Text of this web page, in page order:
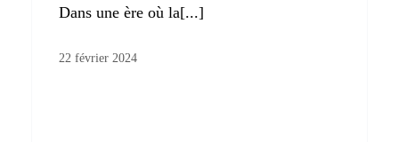
Dans une ère où la[...]
22 février 2024